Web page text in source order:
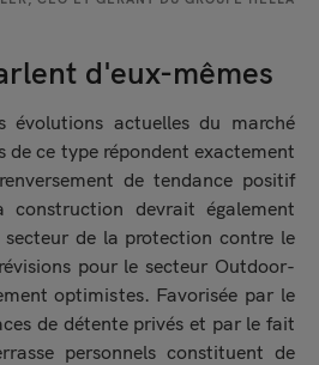
d'eux-mêmes
actuelles du marché
de ce type répondent exactement
de tendance positif
devrait également
de la protection contre le
pour le secteur Outdoor-
optimistes. Favorisée par le
de détente privés et par le fait
personnels constituent de